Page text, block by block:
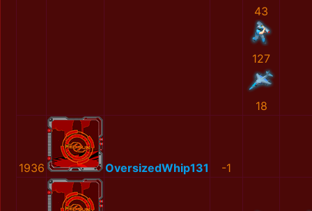
43
127
18
1936 OversizedWhip131 -1